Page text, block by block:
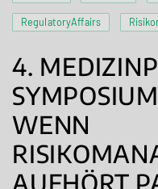
RegulatoryAffairs
4.
WENN
AUFHÖRT